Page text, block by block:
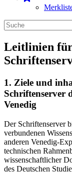
Leitlinien
1. Ziele und
Schriftenserver
Venedig
Der Schriftenserver
verbundenen
anderen Venedig-
technischen
wissenschaftlicher
des Deutschen